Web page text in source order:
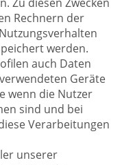
Rechnern der
werden.
auch Daten
Geräte
wenn die Nutzer
sind und bei
Verarbeitungen
unserer